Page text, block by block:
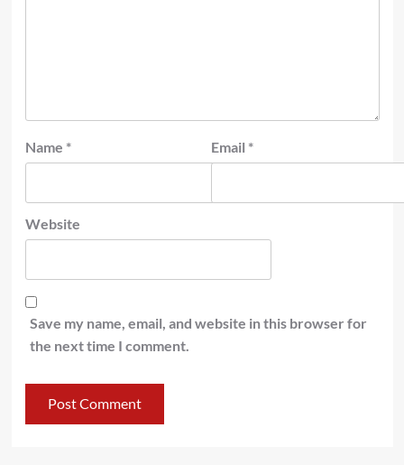
Name * Email *
Website
Save my name, email, and website in this browser for
the next time I comment.